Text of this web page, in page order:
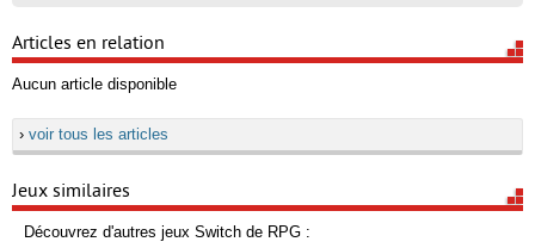
Articles en relation
Aucun article disponible
› voir tous les articles
Jeux similaires
Découvrez d'autres jeux Switch de RPG :